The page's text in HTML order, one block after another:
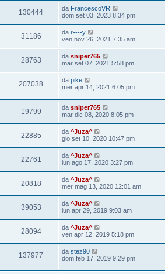
130444 da FrancescoVR
dom set 03, 2023 8:34 pm
31186 da r----y
ven nov 26, 2021 7:35 am
28763 da sniper765
mar set 07, 2021 5:58 pm
207038 da pike
mer apr 14, 2021 6:05 pm
19799 da sniper765
mar dic 08, 2020 8:05 pm
22885 da ^Juza^
gio set 10, 2020 10:47 pm
22761 da ^Juza^
lun ago 17, 2020 3:27 pm
20818 da ^Juza^
mer mag 13, 2020 12:01 am
39053 da ^Juza^
lun apr 29, 2019 9:03 am
28094 da ^Juza^
ven apr 12, 2019 5:18 pm
137977 da stez90
dom feb 17, 2019 9:29 pm